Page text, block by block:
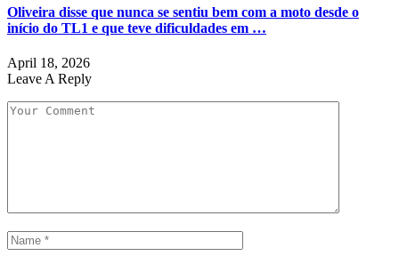
Oliveira disse que nunca se sentiu bem com a moto desde o
início do TL1 e que teve dificuldades em …
April 18, 2026
Leave A Reply